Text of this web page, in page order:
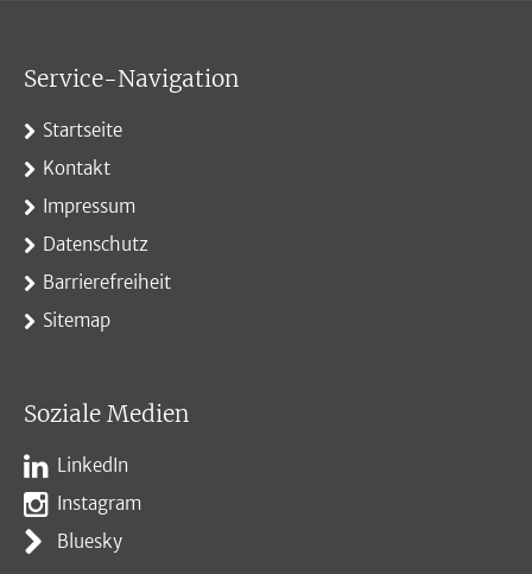
Service-Navigation
Startseite
Kontakt
Impressum
Datenschutz
Barrierefreiheit
Sitemap
Soziale Medien
LinkedIn
Instagram
Bluesky